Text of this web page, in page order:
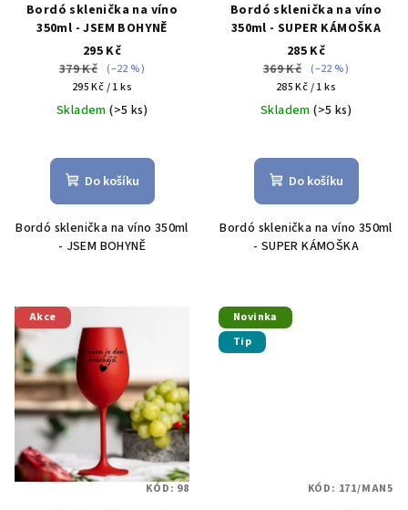
Bordó sklenička na víno
350ml - JSEM BOHYNĚ
295 Kč
379 Kč (–22 %)
Měrná
cena:
295 Kč / 1 ks
Skladem(>5 ks)
hodnocení
produktu
z
5
Do košíku
Bordó sklenička na víno 350ml
- JSEM BOHYNĚ
Bordó sklenička na víno
350ml - SUPER KÁMOŠKA
285 Kč
369 Kč (–22 %)
Měrná
cena:
285 Kč / 1 ks
Skladem(>5 ks)
hodnocení
produktu
z
5
Do košíku
Bordó sklenička na víno 350ml
- SUPER KÁMOŠKA
Akce
KÓD: 98
Novinka
Tip
KÓD: 171/MAN5